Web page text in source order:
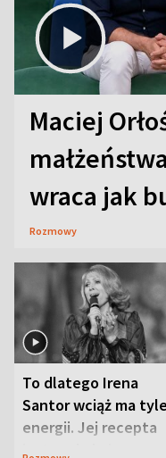
Maciej
wraca jak
Rozmowy
To dlatego Irena
Santor wciąż ma tyle
energii. Jej recepta
jest zaskakująco